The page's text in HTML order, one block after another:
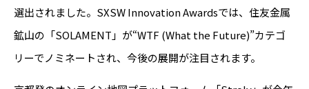
選出されました。SXSW Innovation Awardsでは、住友金属
鉱山の「SOLAMENT」が“WTF (What the Future)”カテゴ
リーでノミネートされ、今後の展開が注目されます。